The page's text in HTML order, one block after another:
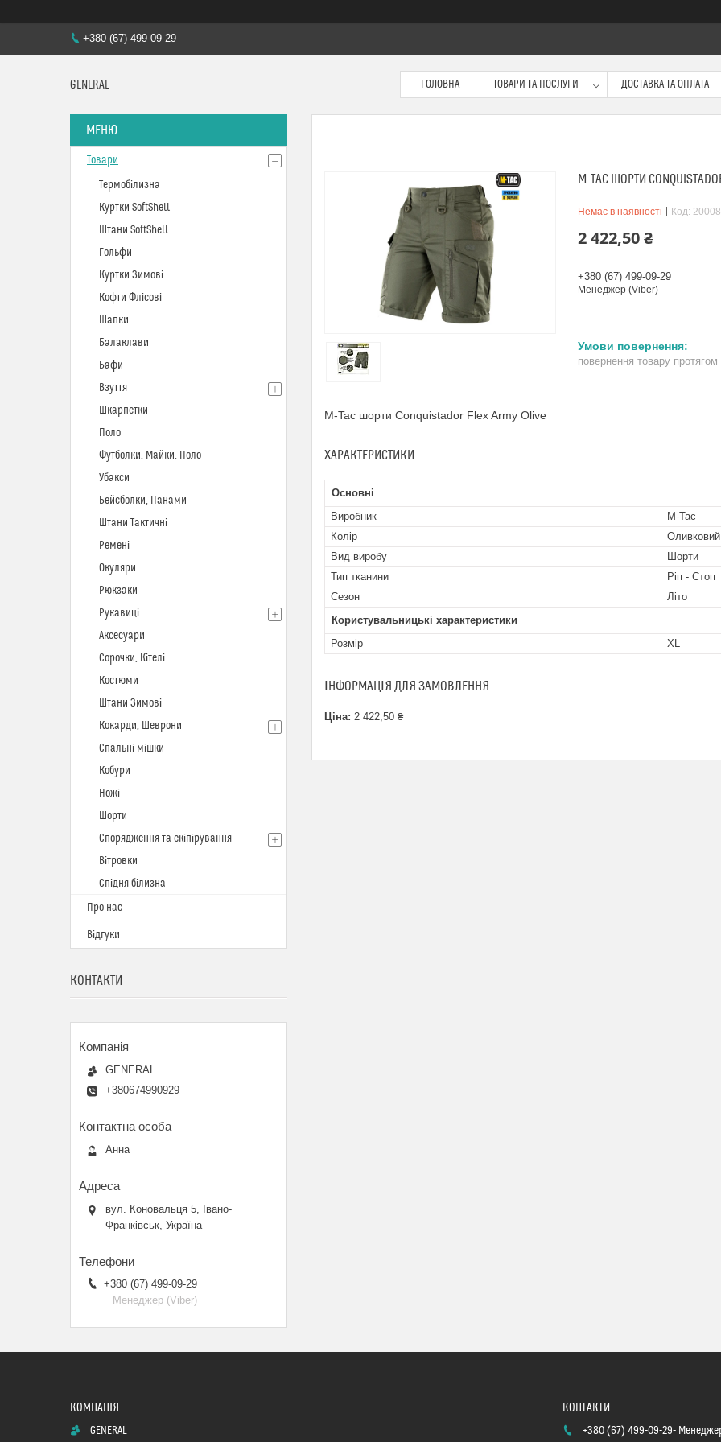
+380 (67) 499-09-29
GENERAL ГОЛОВНА ТОВАРИ ТА ПОСЛУГИ ДОСТАВКА ТА ОПЛАТА
M-TAC ШОРТИ
Немає в наявності Код:
2 422,50 ₴
+380 (67) 499-09-29
Менеджер (Viber)
повернення товару протягом
M-Tac шорти Conquistador Flex Army Olive
ХАРАКТЕРИСТИКИ
Основні
Виробник
M-Tac
Колір
Оливковий
Вид виробу
Шорти
Тип тканини
Ріп - Стоп
Сезон
Літо
Користувальницькі характеристики
Розмір
XL
ІНФОРМАЦІЯ ДЛЯ ЗАМОВЛЕННЯ
Ціна: 2 422,50 ₴
Товари
Термобілизна
Куртки SoftShell
Штани SoftShell
Гольфи
Куртки Зимові
Кофти Флісові
Шапки
Балаклави
Бафи
Взуття
Шкарпетки
Поло
Футболки, Майки, Поло
Убакси
Бейсболки, Панами
Штани Тактичні
Ремені
Окуляри
Рюкзаки
Рукавиці
Аксесуари
Сорочки, Кітелі
Костюми
Штани Зимові
Кокарди, Шеврони
Спальні мішки
Кобури
Ножі
Шорти
Спорядження та екіпірування
Вітровки
Спідня білизна
Про нас
Відгуки
КОНТАКТИ
GENERAL
+380674990929
Анна
вул. Коновальця 5, Івано-
Франківськ, Україна
+380 (67) 499-09-29
Менеджер (Viber)
GENERAL +380 (67) 499-09-29